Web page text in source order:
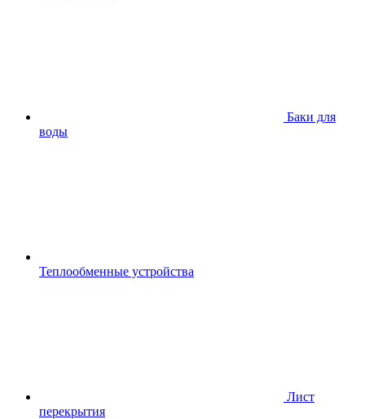
Баки для
воды
Теплообменные устройства
Лист
перекрытия